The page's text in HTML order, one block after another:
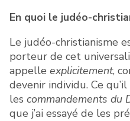
En quoi le judéo-
Le judéo-christianisme
porteur de cet
appelle explicitement,
devenir individu. Ce
les commandements du
que j’ai essayé de les